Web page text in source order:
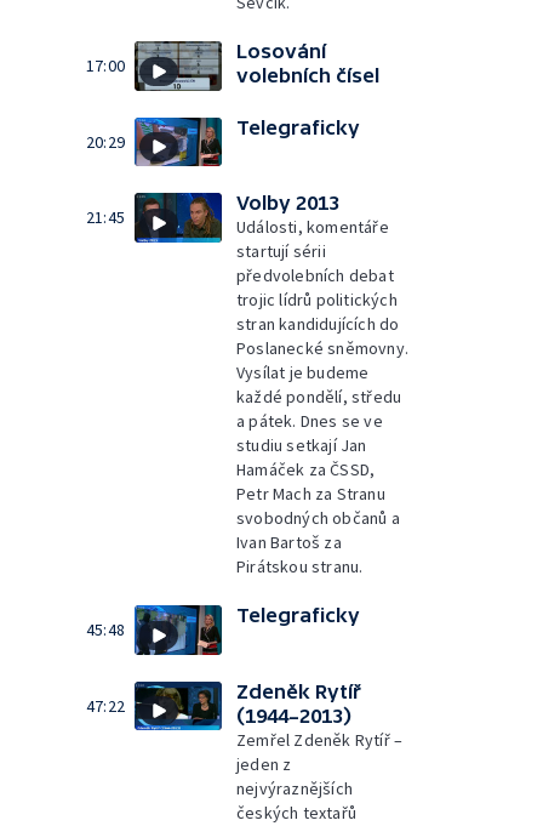
17:00
Losování
volebních čísel
20:29
Telegraficky
21:45
Volby 2013
Události, komentáře
startují sérii
předvolebních debat
trojic lídrů politických
stran kandidujících do
Poslanecké sněmovny.
Vysílat je budeme
každé pondělí, středu
a pátek. Dnes se ve
studiu setkají Jan
Hamáček za ČSSD,
Petr Mach za Stranu
svobodných občanů a
Ivan Bartoš za
Pirátskou stranu.
45:48
Telegraficky
47:22
Zdeněk Rytíř
(1944–2013)
Zemřel Zdeněk Rytíř –
jeden z
nejvýraznějších
českých textařů